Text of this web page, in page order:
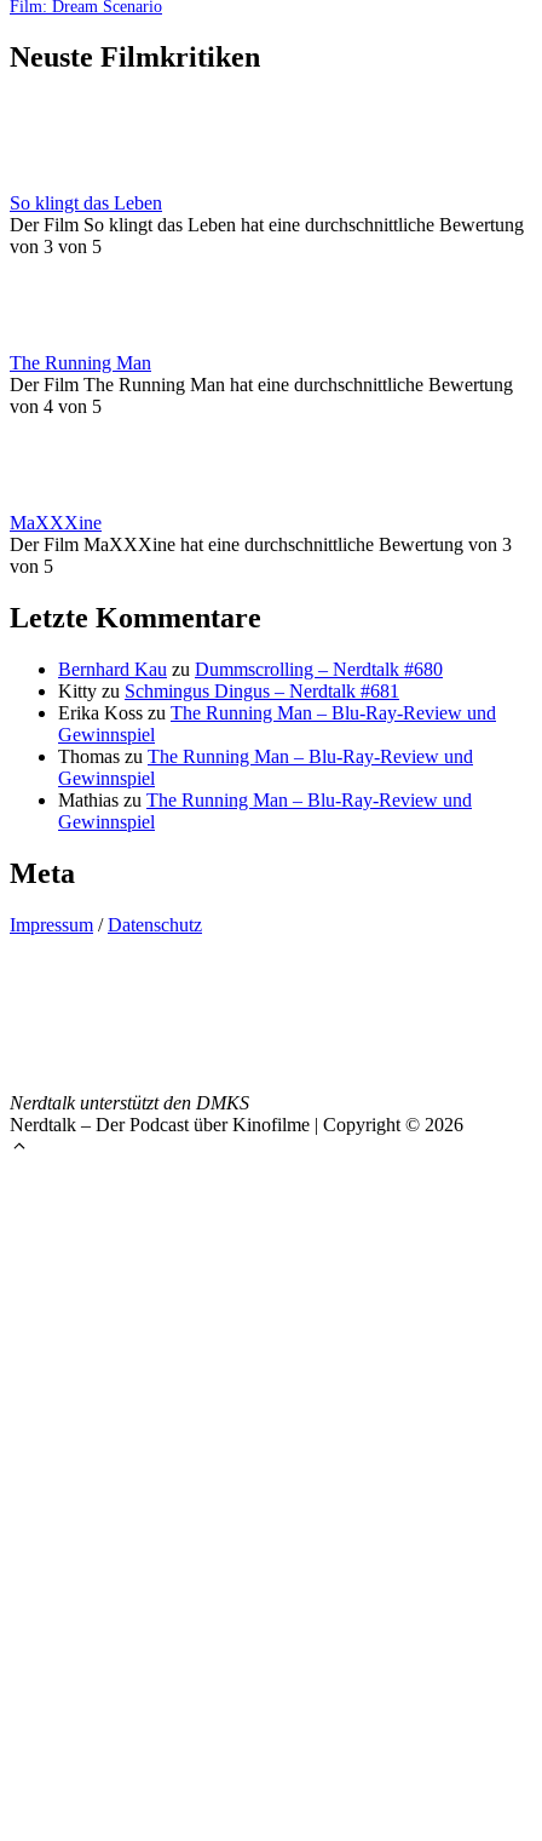
Film: Dream Scenario
Neuste Filmkritiken
So klingt das Leben
Der Film So klingt das Leben hat eine durchschnittliche Bewertung
von 3 von 5
The Running Man
Der Film The Running Man hat eine durchschnittliche Bewertung
von 4 von 5
MaXXXine
Der Film MaXXXine hat eine durchschnittliche Bewertung von 3
von 5
Letzte Kommentare
Bernhard Kau zu Dummscrolling – Nerdtalk #680
Kitty zu Schmingus Dingus – Nerdtalk #681
Erika Koss zu The Running Man – Blu-Ray-Review und
Gewinnspiel
Thomas zu The Running Man – Blu-Ray-Review und
Gewinnspiel
Mathias zu The Running Man – Blu-Ray-Review und
Gewinnspiel
Meta
Impressum /Datenschutz
Nerdtalk unterstützt den DMKS
Nerdtalk – Der Podcast über Kinofilme | Copyright © 2026